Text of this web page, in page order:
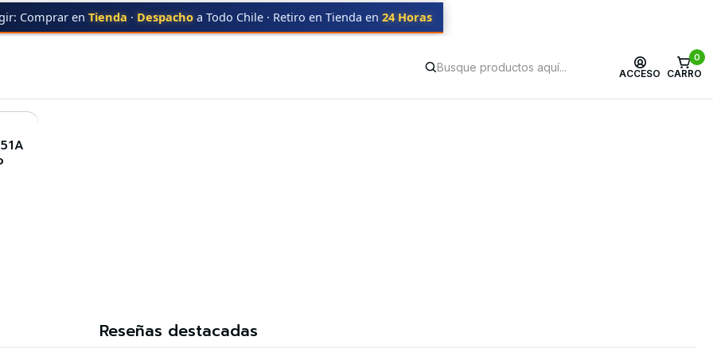
ACCESO
0
CARRO
Comprar en Tienda · Despacho a Todo Chile · Retiro en Tienda en 24 Horas
643A CYAN
Reseñas destacadas